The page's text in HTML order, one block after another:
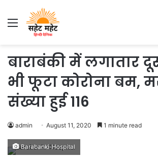
Menu
बाराबंकी में लगातार
भी फूटा कोरोना बम,
संख्या हुई 116
admin August 11, 2020 1 minute read
Barabanki-Hospital